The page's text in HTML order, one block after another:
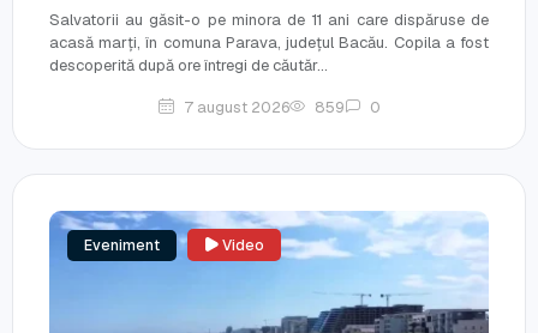
Salvatorii au găsit-o pe minora de 11 ani care dispăruse de
acasă marți, în comuna Parava, județul Bacău. Copila a fost
descoperită după ore întregi de căutăr...
7 august 2026 859 0
Eveniment Video